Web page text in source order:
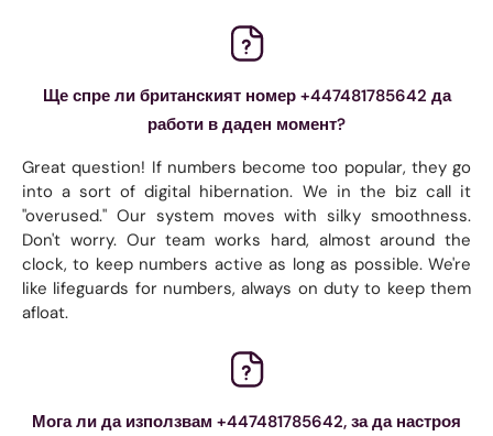
Ще спре ли британският номер +447481785642 да
работи в даден момент?
Great question! If numbers become too popular, they go
into a sort of digital hibernation. We in the biz call it
"overused." Our system moves with silky smoothness.
Don't worry. Our team works hard, almost around the
clock, to keep numbers active as long as possible. We're
like lifeguards for numbers, always on duty to keep them
afloat.
Мога ли да използвам +447481785642, за да настроя